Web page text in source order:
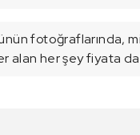
fotoğraflarında,
alan her şey fiyata